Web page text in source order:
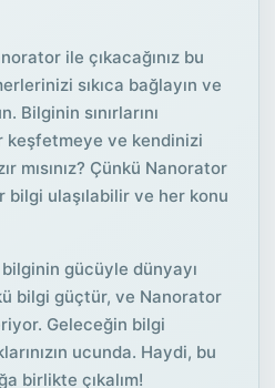
ile çıkacağınız bu
sıkıca bağlayın ve
Bilginin sınırlarını
keşfetmeye ve kendinizi
mısınız? Çünkü Nanorator
bilgi ulaşılabilir ve her konu
gücüyle dünyayı
bilgi güçtür, ve Nanorator
Geleceğin bilgi
ucunda. Haydi, bu
birlikte çıkalım!